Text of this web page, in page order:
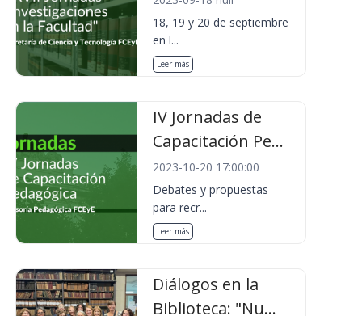
18, 19 y 20 de septiembre
en l...
Leer más
IV Jornadas de
Capacitación Pe...
2023-10-20 17:00:00
Debates y propuestas
para recr...
Leer más
Diálogos en la
Biblioteca: "Nu...